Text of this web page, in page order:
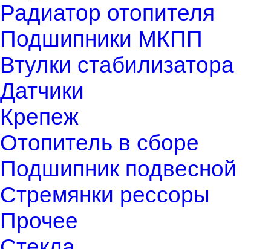
Радиатор отопителя
Подшипники МКПП
Втулки стабилизатора
Датчики
Крепеж
Отопитель в сборе
Подшипник подвесной
Стремянки рессоры
Прочее